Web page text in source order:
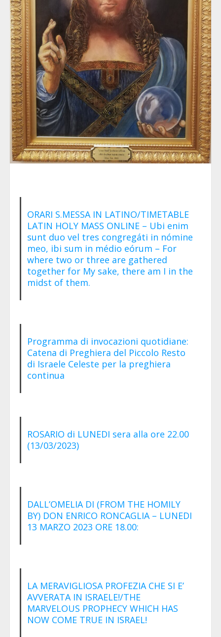
ORARI S.MESSA IN LATINO/TIMETABLE
LATIN HOLY MASS ONLINE – Ubi enim
sunt duo vel tres congregáti in nómine
meo, ibi sum in médio eórum – For
where two or three are gathered
together for My sake, there am I in the
midst of them.
Programma di invocazioni quotidiane:
Catena di Preghiera del Piccolo Resto
di Israele Celeste per la preghiera
continua
ROSARIO di LUNEDI sera alla ore 22.00
(13/03/2023)
DALL’OMELIA DI (FROM THE HOMILY
BY) DON ENRICO RONCAGLIA – LUNEDI
13 MARZO 2023 ORE 18.00:
LA MERAVIGLIOSA PROFEZIA CHE SI E’
AVVERATA IN ISRAELE!/THE
MARVELOUS PROPHECY WHICH HAS
NOW COME TRUE IN ISRAEL!